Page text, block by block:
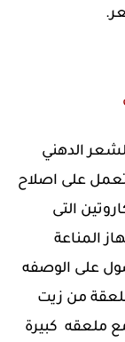
الدهني
تعمل على اصلاح
التى
المناعة
على الوصفه
من زيت
ملعقه كبيرة